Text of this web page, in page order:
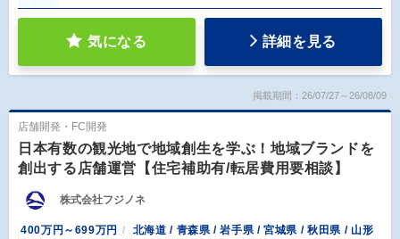
気になる 詳細を見る
掲載期間：26/07/27～26/08/09
店舗開発・FC開発
日本有数の観光地で地域創生を学ぶ！地域ブランドを
創出する店舗運営【住宅補助有/転居費用要相談】
株式会社フジノネ
400万円～699万円
北海道 / 青森県 / 岩手県 / 宮城県 / 秋田県 / 山形